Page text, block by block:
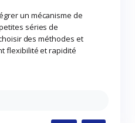
un mécanisme de
séries de
des méthodes et
flexibilité et rapidité